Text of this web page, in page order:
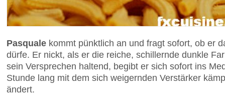
Pasquale kommt pünktlich an und fragt sofort, ob er
dürfe. Er nickt, als er die reiche, schillernde dunkle
sein Versprechen haltend, begibt er sich sofort ins
Stunde lang mit dem sich weigernden Verstärker
ändert.